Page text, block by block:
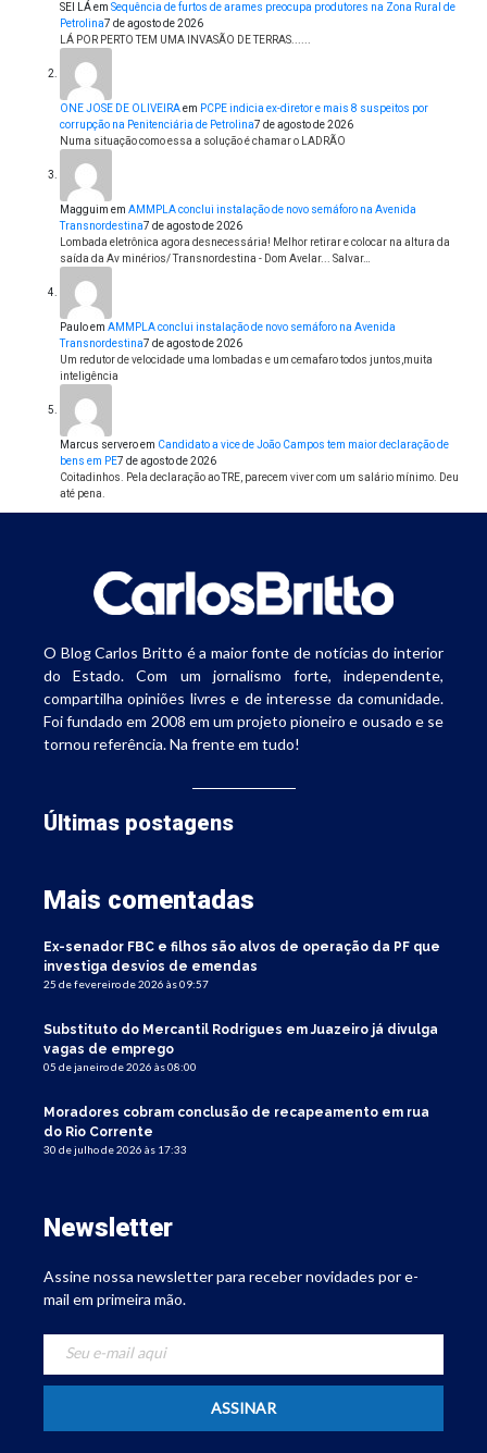
SEI LÁem Sequência de furtos de arames preocupa produtores na Zona Rural de
Petrolina7 de agosto de 2026
LÁ POR PERTO TEM UMA INVASÃO DE TERRAS......
ONE JOSE DE OLIVEIRAem PCPE indicia ex-diretor e mais 8 suspeitos por
corrupção na Penitenciária de Petrolina7 de agosto de 2026
Numa situação como essa a solução é chamar o LADRÃO
Magguim em AMMPLA conclui instalação de novo semáforo na Avenida
Transnordestina7 de agosto de 2026
Lombada eletrônica agora desnecessária! Melhor retirar e colocar na altura da
saída da Av minérios/ Transnordestina - Dom Avelar... Salvar…
Pauloem AMMPLA conclui instalação de novo semáforo na Avenida
Transnordestina7 de agosto de 2026
Um redutor de velocidade uma lombadas e um cemafaro todos juntos,muita
inteligência
Marcus serveroem Candidato a vice de João Campos tem maior declaração de
bens em PE7 de agosto de 2026
Coitadinhos. Pela declaração ao TRE, parecem viver com um salário mínimo. Deu
até pena.
O Blog Carlos Britto é a maior fonte de notícias do interior
do Estado. Com um jornalismo forte, independente,
compartilha opiniões livres e de interesse da comunidade.
Foi fundado em 2008 em um projeto pioneiro e ousado e se
tornou referência. Na frente em tudo!
Últimas postagens
Mais comentadas
Ex-senador FBC e filhos são alvos de operação da PF que
investiga desvios de emendas
25 de fevereiro de 2026 às 09:57
Substituto do Mercantil Rodrigues em Juazeiro já divulga
vagas de emprego
05 de janeiro de 2026 às 08:00
Moradores cobram conclusão de recapeamento em rua
do Rio Corrente
30 de julho de 2026 às 17:33
Newsletter
Assine nossa newsletter para receber novidades por e-
mail em primeira mão.